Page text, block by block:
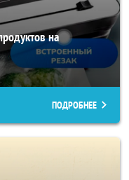
на
ПОДРОБНЕЕ